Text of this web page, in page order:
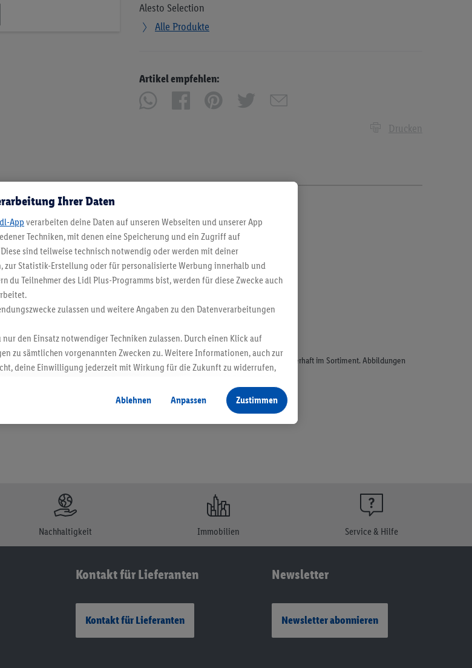
Alesto Selection
Alle Produkte
Artikel empfehlen:
Drucken
Die hier beworbenen Produkte, vor allem NonFood-Produkte, sind nicht alle dauerhaft im Sortiment. Abbildungen
Nachhaltigkeit Immobilien Service & Hilfe
Kontakt für Lieferanten
Kontakt für Lieferanten
Newsletter
Newsletter abonnieren
Ihrer Daten
App verarbeiten deine Daten auf unseren Webseiten und unserer App
Techniken, mit denen eine Speicherung und ein Zugriff auf
sind teilweise technisch notwendig oder werden mit deiner
Statistik-Erstellung oder für personalisierte Werbung innerhalb und
du Teilnehmer des Lidl Plus-Programms bist, werden für diese Zwecke auch
zulassen und weitere Angaben zu den Datenverarbeitungen
den Einsatz notwendiger Techniken zulassen. Durch einen Klick auf
zu sämtlichen vorgenannten Zwecken zu. Weitere Informationen, auch zur
deine Einwilligung jederzeit mit Wirkung für die Zukunft zu widerrufen,
Ablehnen
Anpassen Zustimmen